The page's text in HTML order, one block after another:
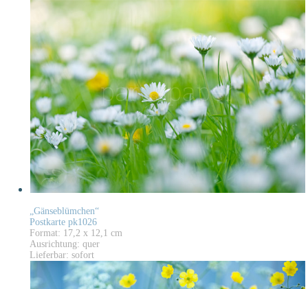
„Gänseblümchen“
Postkarte pk1026
Format: 17,2 x 12,1 cm
Ausrichtung: quer
Lieferbar: sofort